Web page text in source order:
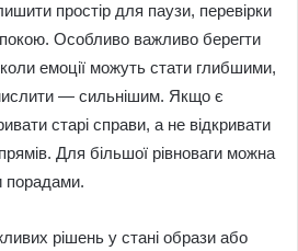
простір для паузи, перевірки
Особливо важливо берегти
емоції можуть стати глибшими,
— сильнішим. Якщо є
старі справи, а не відкривати
Для більшої рівноваги можна
порадами.
рішень у стані образи або